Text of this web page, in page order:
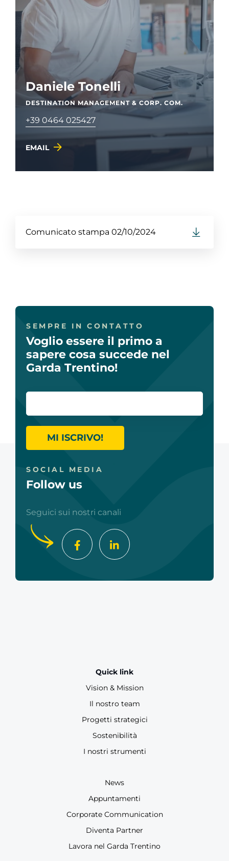
Daniele Tonelli
DESTINATION MANAGEMENT & CORP. COM.
+39 0464 025427
EMAIL
Comunicato stampa 02/10/2024
SEMPRE IN CONTATTO
Voglio essere il primo a
sapere cosa succede nel
Garda Trentino!
MI ISCRIVO!
SOCIAL MEDIA
Follow us
Seguici sui nostri canali
Quick link
Vision & Mission
Il nostro team
Progetti strategici
Sostenibilità
I nostri strumenti
News
Appuntamenti
Corporate Communication
Diventa Partner
Lavora nel Garda Trentino